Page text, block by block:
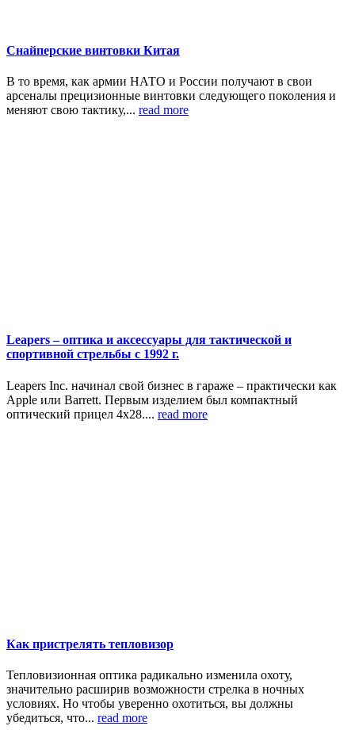
Снайперские винтовки Китая
В то время, как армии НАТО и России получают в свои
арсеналы прецизионные винтовки следующего поколения и
меняют свою тактику,... read more
Leapers – оптика и аксессуары для тактической и
спортивной стрельбы с 1992 г.
Leapers Inc. начинал свой бизнес в гараже – практически как
Apple или Barrett. Первым изделием был компактный
оптический прицел 4х28.... read more
Как пристрелять тепловизор
Тепловизионная оптика радикально изменила охоту,
значительно расширив возможности стрелка в ночных
условиях. Но чтобы уверенно охотиться, вы должны
убедиться, что... read more